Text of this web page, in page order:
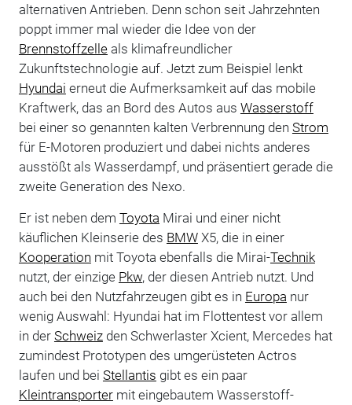
alternativen Antrieben. Denn schon seit Jahrzehnten
poppt immer mal wieder die Idee von der
Brennstoffzelleals klimafreundlicher
Zukunftstechnologie auf. Jetzt zum Beispiel lenkt
Hyundai erneut die Aufmerksamkeit auf das mobile
Kraftwerk, das an Bord des Autos aus Wasserstoff
bei einer so genannten kalten Verbrennung den Strom
für E-Motoren produziert und dabei nichts anderes
ausstößt als Wasserdampf, und präsentiert gerade die
zweite Generation des Nexo.
Er ist neben dem Toyota Mirai und einer nicht
käuflichen Kleinserie des BMWX5, die in einer
Kooperation mit Toyota ebenfalls die Mirai-Technik
nutzt, der einzige Pkw, der diesen Antrieb nutzt. Und
auch bei den Nutzfahrzeugen gibt es in Europa nur
wenig Auswahl: Hyundai hat im Flottentest vor allem
in der Schweizden Schwerlaster Xcient, Mercedes hat
zumindest Prototypen des umgerüsteten Actros
laufen und bei Stellantis gibt es ein paar
Kleintransportermit eingebautem Wasserstoff-